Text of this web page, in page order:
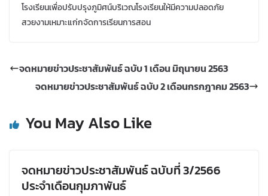
โรงเรียนเพื่อปรับปรุงภูมิศน์บริเวณโรงเรียนให้มีความปลอดภัย
สวยงามเหมาะแก่กจัดการเรียนการสอน
จดหมายข่าวประชาสัมพันธ์ ฉบับ 1 เดือน มิถุนายน 2563
จดหมายข่าวประชาสัมพันธ์ ฉบับ 2 เดือนกรกฎาคม 2563
You May Also Like
จดหมายข่าวประชาสัมพันธ์ ฉบับที่ 3/2566
ประจำเดือนกุมภาพันธ์